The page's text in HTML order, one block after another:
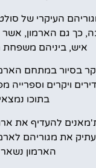
איש, ביניהם משפחת
בסיור במתחם
ויקרים
בתוכו
את מגוריהם
הארמון